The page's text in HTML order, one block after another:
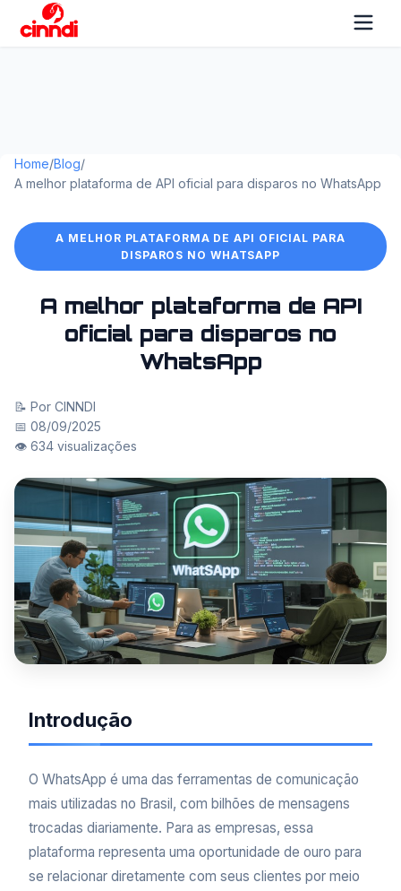
Home/Blog/
A melhor plataforma de API oficial para disparos no WhatsApp
A MELHOR PLATAFORMA DE API OFICIAL PARA
DISPAROS NO WHATSAPP
A melhor plataforma de API
oficial para disparos no
WhatsApp
📝 Por CINNDI
📅 08/09/2025
👁️ 634 visualizações
Introdução
O WhatsApp é uma das ferramentas de comunicação
mais utilizadas no Brasil, com bilhões de mensagens
trocadas diariamente. Para as empresas, essa
plataforma representa uma oportunidade de ouro para
se relacionar diretamente com seus clientes por meio